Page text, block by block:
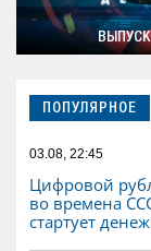
ВЫПУСК
ПОПУЛЯРНОЕ
03.08, 22:45
Цифровой
во времена
стартует